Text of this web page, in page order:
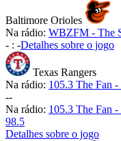
Baltimore Orioles
Na rádio: WBZFM - The
- : -Detalhes sobre o jogo
Texas Rangers
Na rádio: 105.3 The Fan
--
Na rádio: 105.3 The Fan
98.5
Detalhes sobre o jogo